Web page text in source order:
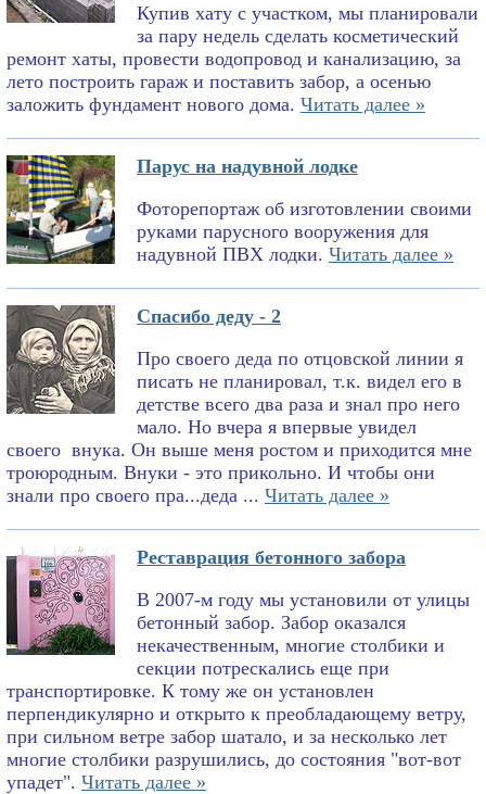
Купив хату с участком, мы планировали
за пару недель сделать косметический
ремонт хаты, провести водопровод и канализацию, за
лето построить гараж и поставить забор, а осенью
заложить фундамент нового дома. Читать далее »
Парус на надувной лодке
Фоторепортаж об изготовлении своими
руками парусного вооружения для
надувной ПВХ лодки. Читать далее »
Спасибо деду - 2
Про своего деда по отцовской линии я
писать не планировал, т.к. видел его в
детстве всего два раза и знал про него
мало. Но вчера я впервые увидел
своего внука. Он выше меня ростом и приходится мне
троюродным. Внуки - это прикольно. И чтобы они
знали про своего пра...деда ... Читать далее »
Реставрация бетонного забора
В 2007-м году мы установили от улицы
бетонный забор. Забор оказался
некачественным, многие столбики и
секции потрескались еще при
транспортировке. К тому же он установлен
перпендикулярно и открыто к преобладающему ветру,
при сильном ветре забор шатало, и за несколько лет
многие столбики разрушились, до состояния "вот-вот
упадет". Читать далее »